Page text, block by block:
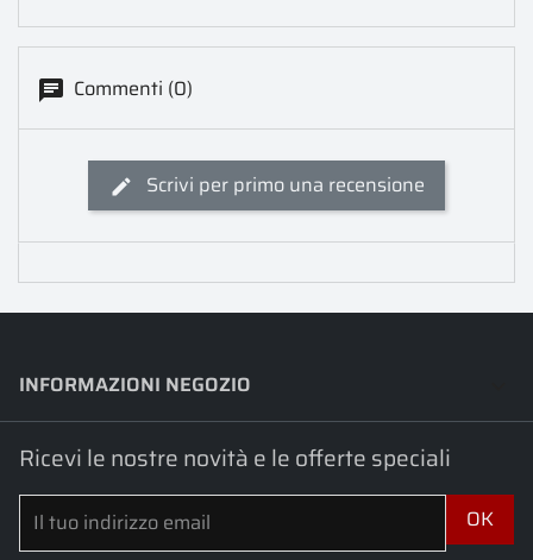
Commenti (0)
Scrivi per primo una recensione
INFORMAZIONI NEGOZIO
Ricevi le nostre novità e le offerte speciali